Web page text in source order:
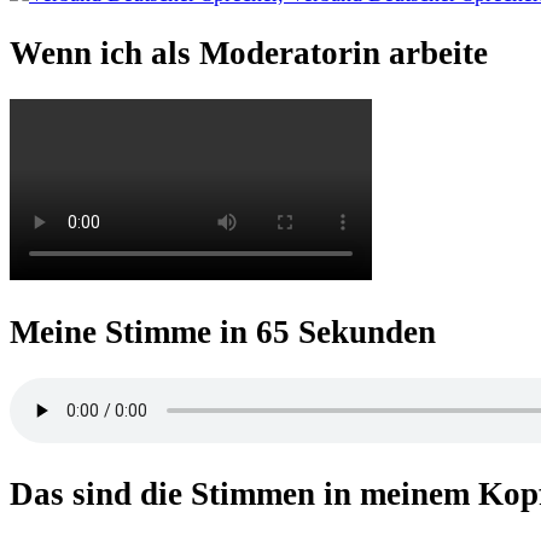
Wenn ich als Moderatorin arbeite
Meine Stimme in 65 Sekunden
Das sind die Stimmen in meinem